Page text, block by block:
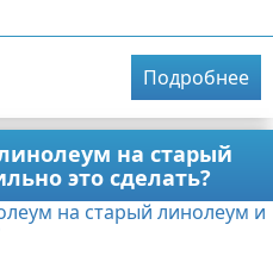
Подробнее
на старый
это сделать?